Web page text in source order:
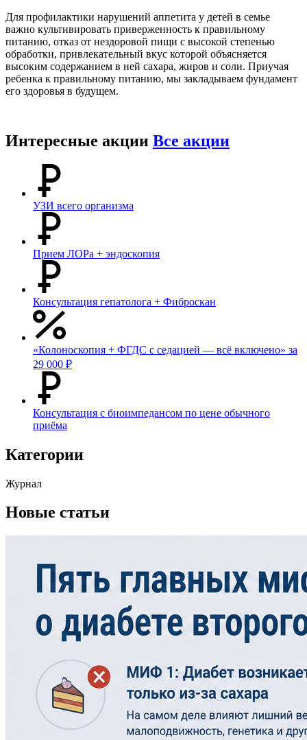
Для профилактики нарушений аппетита у детей в семье
важно культивировать приверженность к правильному
питанию, отказ от нездоровой пищи с высокой степенью
обработки, привлекательный вкус которой объясняется
высоким содержанием в ней сахара, жиров и соли. Приучая
ребенка к правильному питанию, мы закладываем фундамент
его здоровья в будущем.
Интересные акции Все акции
УЗИ всего организма
Прием ЛОРа + эндоскопия
Консультация гепатолога + Фиброскан
«Колоноскопия + ФГДС с седацией — всё включено» за
29 000 ₽
Консультация с биоимпедансом по цене обычного
приёма
Категории
Журнал
Новые статьи